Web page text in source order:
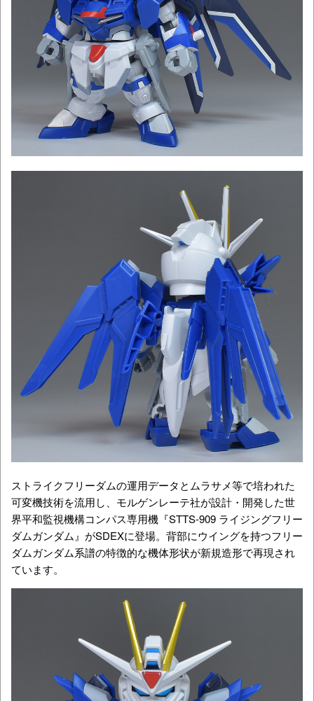
ストライクフリーダムの運用データとムラサメ等で培われた
可変機技術を流用し、モルゲンレーテ社が設計・開発した世
界平和監視機構コンパス専用機『STTS-909 ライジングフリー
ダムガンダム』がSDEXに登場。背部にウイングを持つフリー
ダムガンダム系譜の特徴的な機体形状が新規造形で再現され
ています。